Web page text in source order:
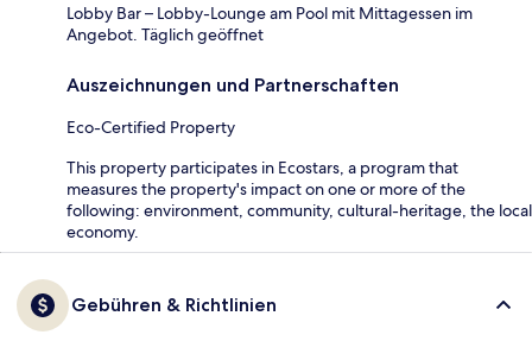
Lobby Bar – Lobby-Lounge am Pool mit Mittagessen im
Angebot. Täglich geöffnet
Auszeichnungen und Partnerschaften
Eco-Certified Property
This property participates in Ecostars, a program that
measures the property's impact on one or more of the
following: environment, community, cultural-heritage, the local
economy.
Gebühren & Richtlinien